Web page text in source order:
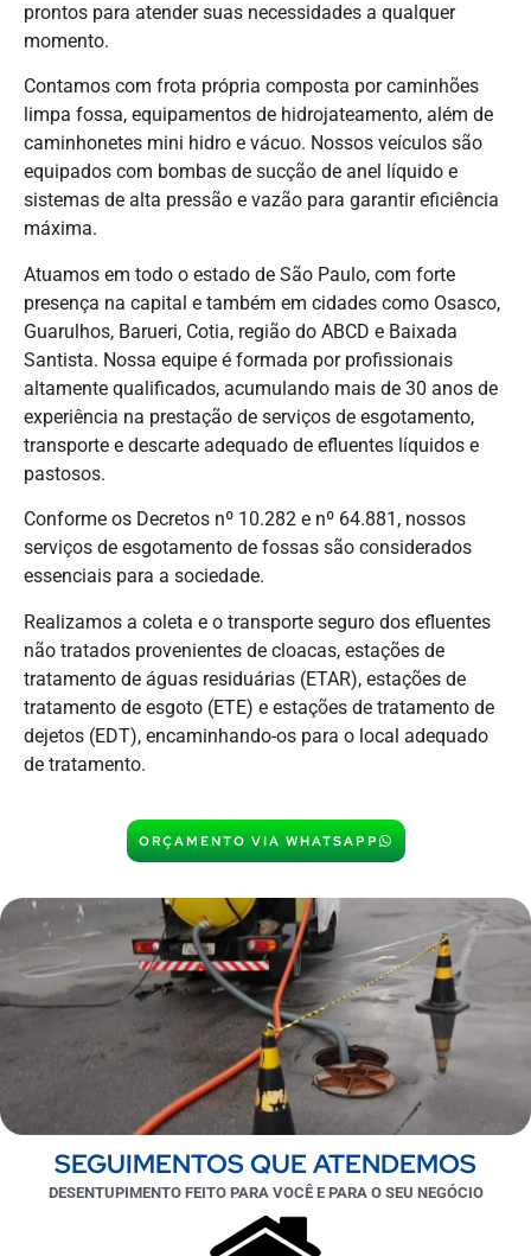
prontos para atender suas necessidades a qualquer
momento.
Contamos com frota própria composta por caminhões
limpa fossa, equipamentos de hidrojateamento, além de
caminhonetes mini hidro e vácuo. Nossos veículos são
equipados com bombas de sucção de anel líquido e
sistemas de alta pressão e vazão para garantir eficiência
máxima.
Atuamos em todo o estado de São Paulo, com forte
presença na capital e também em cidades como Osasco,
Guarulhos, Barueri, Cotia, região do ABCD e Baixada
Santista. Nossa equipe é formada por profissionais
altamente qualificados, acumulando mais de 30 anos de
experiência na prestação de serviços de esgotamento,
transporte e descarte adequado de efluentes líquidos e
pastosos.
Conforme os Decretos nº 10.282 e nº 64.881, nossos
serviços de esgotamento de fossas são considerados
essenciais para a sociedade.
Realizamos a coleta e o transporte seguro dos efluentes
não tratados provenientes de cloacas, estações de
tratamento de águas residuárias (ETAR), estações de
tratamento de esgoto (ETE) e estações de tratamento de
dejetos (EDT), encaminhando-os para o local adequado
de tratamento.
ORÇAMENTO VIA WHATSAPP
SEGUIMENTOS QUE ATENDEMOS
DESENTUPIMENTO FEITO PARA VOCÊ E PARA O SEU NEGÓCIO